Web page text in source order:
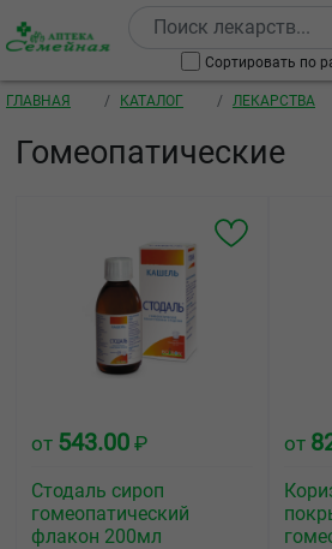
Сортировать по
Строка навигации
ГЛАВНАЯ КАТАЛОГ ЛЕКАРСТВА
Гомеопатические
от 543.00 ₽
Стодаль сироп
гомеопатический
флакон 200мл
от